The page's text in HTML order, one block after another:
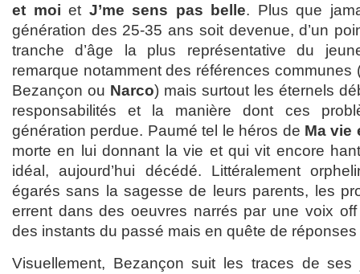
et moi et J’me sens pas belle. Plus que
génération des 25-35 ans soit devenue, d’un
tranche d’âge la plus représentative du
remarque notamment des références communes
Bezançon ou Narco) mais surtout les éternels
responsabilités et la manière dont ces
génération perdue. Paumé tel le héros de Ma vie
morte en lui donnant la vie et qui vit encore
idéal, aujourd’hui décédé. Littéralement
égarés sans la sagesse de leurs parents, les
errent dans des oeuvres narrés par une voix
des instants du passé mais en quête de réponses
Visuellement, Bezançon suit les traces de ses